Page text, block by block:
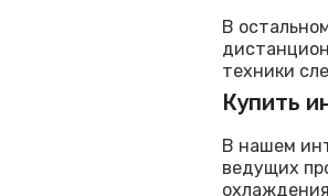
В
техники
Купить
В нашем
ведущих